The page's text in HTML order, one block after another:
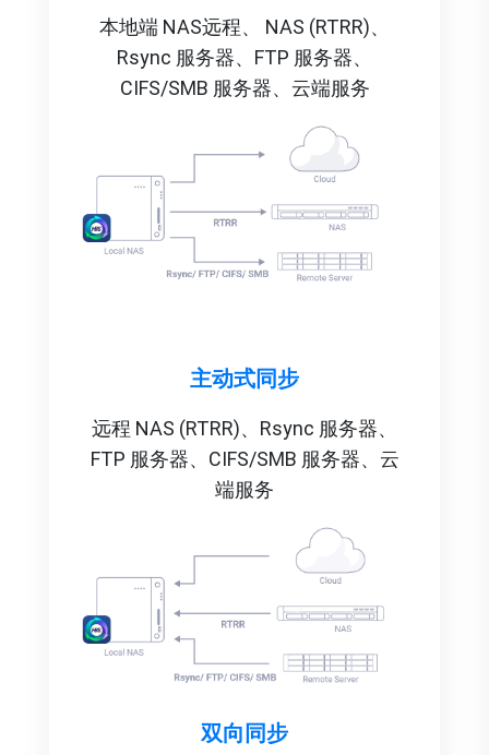
本地端 NAS远程、 NAS (RTRR)、
Rsync 服务器、FTP 服务器、
CIFS/SMB 服务器、云端服务
主动式同步
远程 NAS (RTRR)、Rsync 服务器、
FTP 服务器、CIFS/SMB 服务器、云
端服务
双向同步